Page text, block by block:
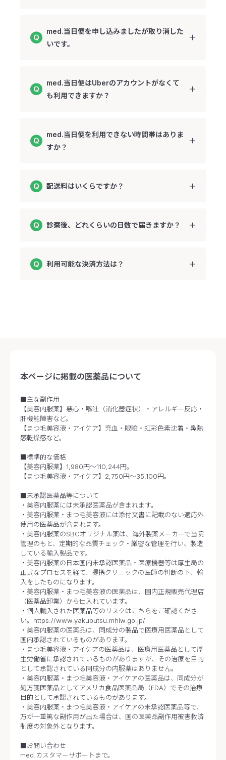
med.当日便を申し込みましたが取り消した
いです。
med.当日便はUberのアカウントがなくて
も利用できますか？
med.当日便を利用できない時間帯はありま
すか？
配送料はいくらですか？
診察後、どれくらいの日数で届きますか？
利用可能な決済方法は？
本ページに掲載の医薬品について
■主な副作用
【美容内服薬】悪心・嘔吐（消化器症状）・アレルギー反応・
肝機能障害など。
【まつ毛美容液・アイケア】充血・眼瞼・虹彩色素沈着・鼻熱
感乾燥感など。
■標準的な価格
【美容内服薬】1,980円～110,244円。
【まつ毛美容液・アイケア】2,750円～35,100円。
■未承認医薬品等について
・美容内服薬には未承認医薬品が含まれます。
・美容内服薬・まつ毛美容液には添付文書に記載のない適応外
使用の医薬品が含まれます。
・美容内服薬のSBCオリジナル薬は、海外製薬メーカーで当院
管理のもと、定期的な品質チェック・厳密な管理を行い、製造
している輸入製品です。
・美容内服薬の日本国内未承認医薬品・医療機器等は厚生局の
正式なプロセスを経て、提携クリニックの医師の判断の下、輸
入をしたものになります。
・美容内服薬・まつ毛美容液の医薬品は、国内正規販売代理店
（医薬品卸業）から仕入れています。
・個人輸入された医薬品等のリスクはこちらをご確認くださ
い。https://www.yakubutsu.mhlw.go.jp/
・美容内服薬の医薬品は、同成分の製品で医療用医薬品として
国内承認されているものがあります。
・まつ毛美容液・アイケアの医薬品は、医療用医薬品として厚
生労働省に承認されているものがありますが、その治療を目的
として承認されている同成分の内服薬はありません。
・美容内服薬・まつ毛美容液・アイケアの医薬品は、同成分が
処方箋医薬品としてアメリカ食品医薬品局（FDA）でその治療
目的として承認されているものがあります。
・美容内服薬・まつ毛美容液・アイケアの未承認医薬品等で、
万が一重篤な副作用が出た場合は、国の医薬品副作用被害救済
制度の対象外となります。
■お問い合わせ
med.カスタマーサポートまで。